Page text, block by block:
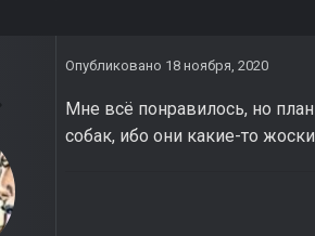
Опубликовано 18 ноября, 2020
Мне всё понравилось, но
собак, ибо они какие-то